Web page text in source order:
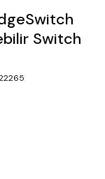
Switch